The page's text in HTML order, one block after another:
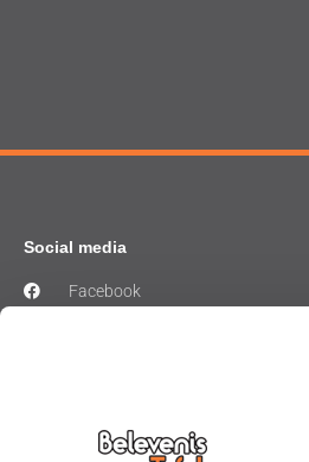
Social media
Facebook